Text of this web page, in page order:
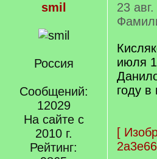
smil
Россия
Сообщений:
12029
На сайте с
2010 г.
Рейтинг:
23
июля
году в
[